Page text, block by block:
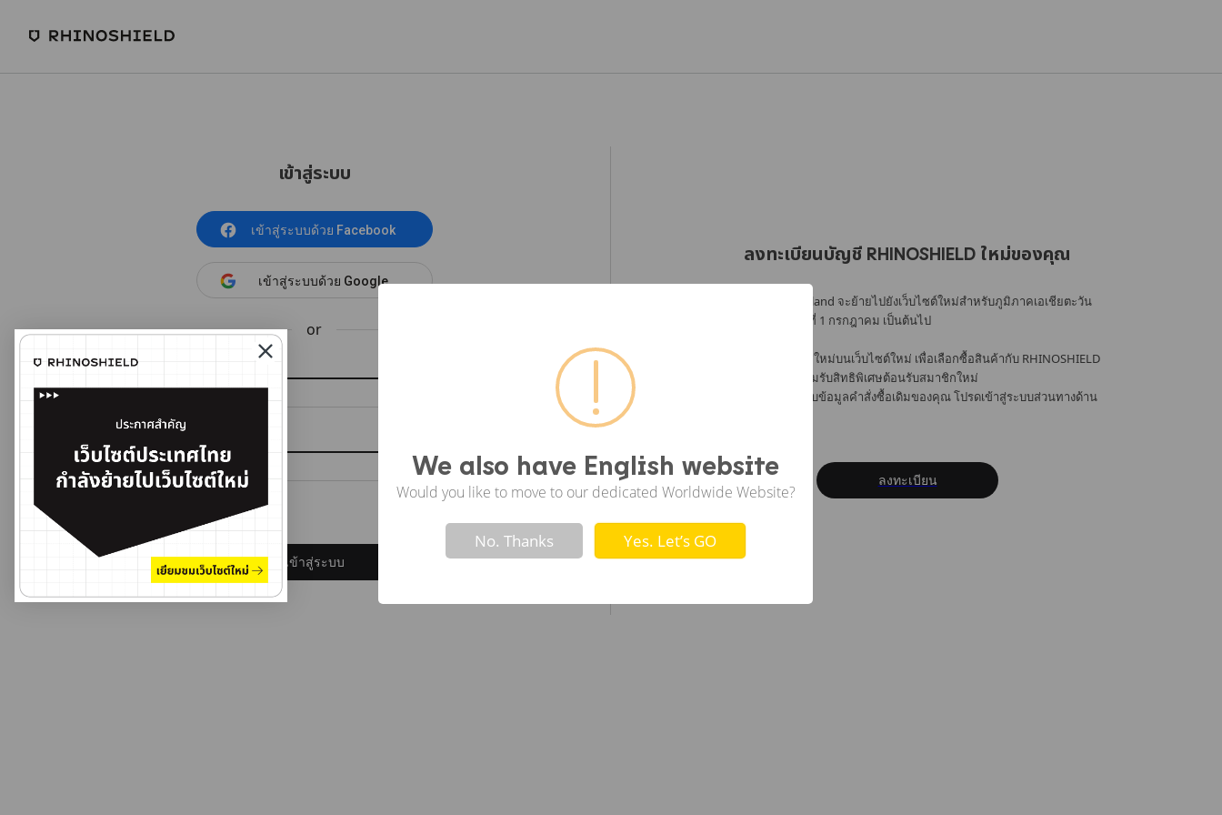
We also have English website
Would you like to move to our dedicated Worldwide Website?
! Not valid!
No. Thanks Yes. Let’s GO
เข้าสู่ระบบ
เข้าสู่ระบบด้วย Facebook
เข้าสู่ระบบด้วย Google
or
อีเมล
รหัสผ่าน
ลงทะเบียนบัญชี RHINOSHIELD ใหม่ของคุณ
RHINOSHIELD Thailand จะย้ายไปยังเว็บไซต์ใหม่สำหรับภูมิภาคเอเชียตะวัน
ออกเฉียงใต้ตั้งแต่วันที่ 1 กรกฎาคม เป็นต้นไป
โปรดลงทะเบียนบัญชีใหม่บนเว็บไซต์ใหม่ เพื่อเลือกซื้อสินค้ากับ RHINOSHIELD
ได้อย่างต่อเนื่อง พร้อมรับสิทธิพิเศษต้อนรับสมาชิกใหม่
หากต้องการตรวจสอบข้อมูลคำสั่งซื้อเดิมของคุณ โปรดเข้าสู่ระบบส่วนทางด้าน